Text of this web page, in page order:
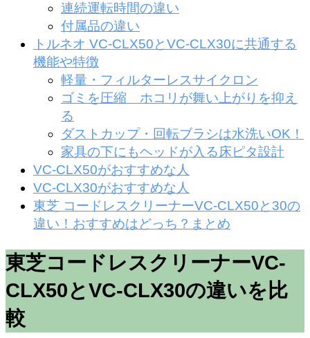
連続運転時間の違い
付属品の違い
トルネオ VC-CLX50とVC-CLX30に共通する
機能や特徴
軽量・フィルターレスサイクロン
ゴミを圧縮 ホコリが舞い上がりを抑え
る
ダストカップ・回転ブラシは水洗いOK！
家具の下にもヘッドが入る床ピタ設計
VC-CLX50がおすすめな人
VC-CLX30がおすすめな人
東芝 コードレスクリーナーVC-CLX50と30の
違い！おすすめはどっち？まとめ
東芝コードレスクリーナーVC-
CLX50とVC-CLX30の違いを比
較